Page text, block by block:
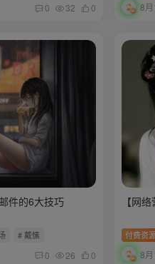
0 32 0 8
件的6大技巧
# 戴愫
0 26 0
【网
付费资
8